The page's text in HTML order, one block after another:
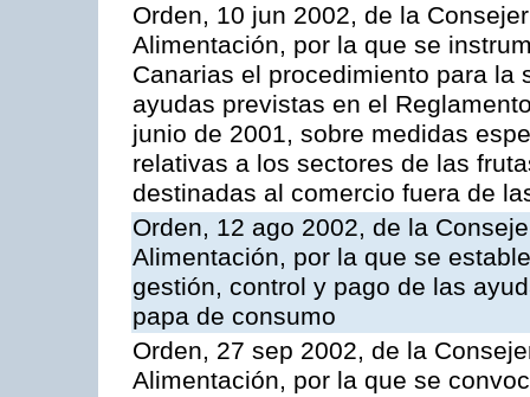
Orden, 10 jun 2002, de la
Alimentación, por la que se
Canarias el procedimiento para
ayudas previstas en el
junio de 2001, sobre medidas
relativas a los sectores de las
destinadas al comercio fuera de
Orden, 12 ago 2002, de la
Alimentación, por la que se
gestión, control y pago de las
papa de consumo
Orden, 27 sep 2002, de la
Alimentación, por la que se